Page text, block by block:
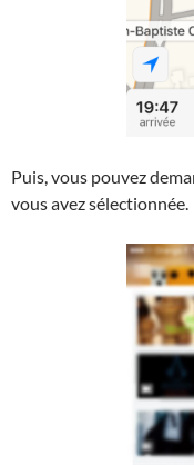
Puis, vous pouvez
vous avez sélectionnée.